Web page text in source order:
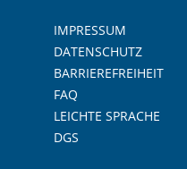
IMPRESSUM
DATENSCHUTZ
BARRIEREFREIHEIT
FAQ
LEICHTE SPRACHE
DGS